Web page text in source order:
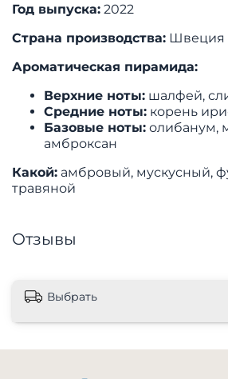
Год выпуска: 2022
Страна производства: Швеция
Ароматическая пирамида:
Верхние ноты: шалфей,
Средние ноты: корень
Базовые ноты: олибанум,
амброксан
Какой: амбровый, мускусный,
травяной
Отзывы
Выбрать